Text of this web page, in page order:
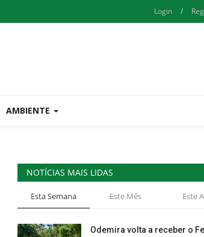
Login /
AMBIENTE
NOTÍCIAS MAIS LIDAS
Esta Semana Este Mês Este
Odemira volta a receber o